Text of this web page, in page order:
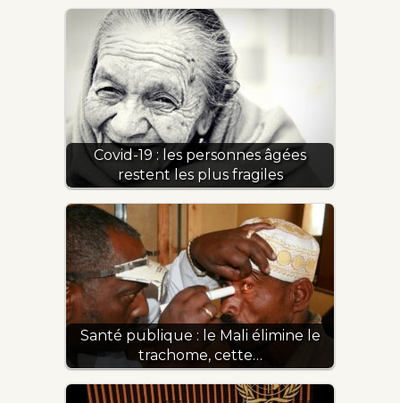
Covid-19 : les personnes âgées
restent les plus fragiles
Santé publique : le Mali élimine le
trachome, cette…